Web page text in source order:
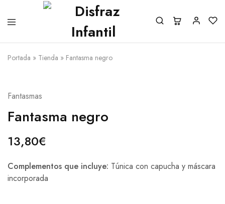
Portada » Tienda » Fantasma negro
Fantasmas
Fantasma negro
13,80€
Complementos que incluye: Túnica con capucha y máscara
incorporada